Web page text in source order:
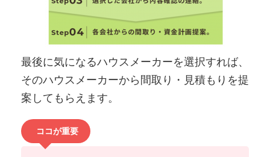
最後に気になるハウスメーカーを選択すれば、
そのハウスメーカーから間取り・見積もりを提
案してもらえます。
ココが重要